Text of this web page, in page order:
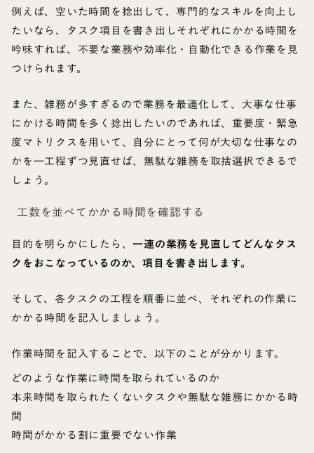
例えば、空いた時間を捻出して、専門的なスキルを向上し
たいなら、タスク項目を書き出しそれぞれにかかる時間を
吟味すれば、不要な業務や効率化・自動化できる作業を見
つけられます。
また、雑務が多すぎるので業務を最適化して、大事な仕事
にかける時間を多く捻出したいのであれば、重要度・緊急
度マトリクスを用いて、自分にとって何が大切な仕事なの
かを一工程ずつ見直せば、無駄な雑務を取捨選択できるで
しょう。
工数を並べてかかる時間を確認する
目的を明らかにしたら、一連の業務を見直してどんなタス
クをおこなっているのか、項目を書き出します。
そして、各タスクの工程を順番に並べ、それぞれの作業に
かかる時間を記入しましょう。
作業時間を記入することで、以下のことが分かります。
どのような作業に時間を取られているのか
本来時間を取られたくないタスクや無駄な雑務にかかる時
間
時間がかかる割に重要でない作業